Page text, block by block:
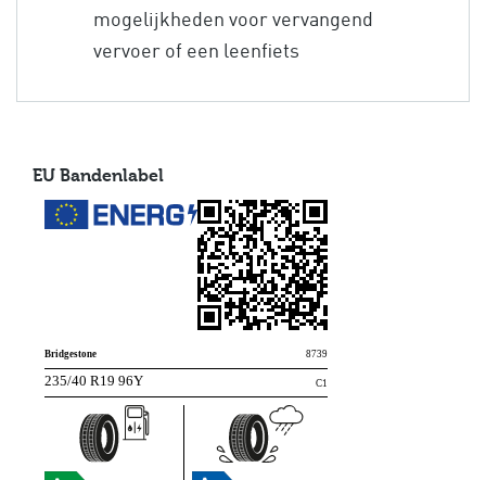
mogelijkheden voor vervangend
vervoer of een leenfiets
EU Bandenlabel
Bridgestone 8739
235/40 R19 96Y C1